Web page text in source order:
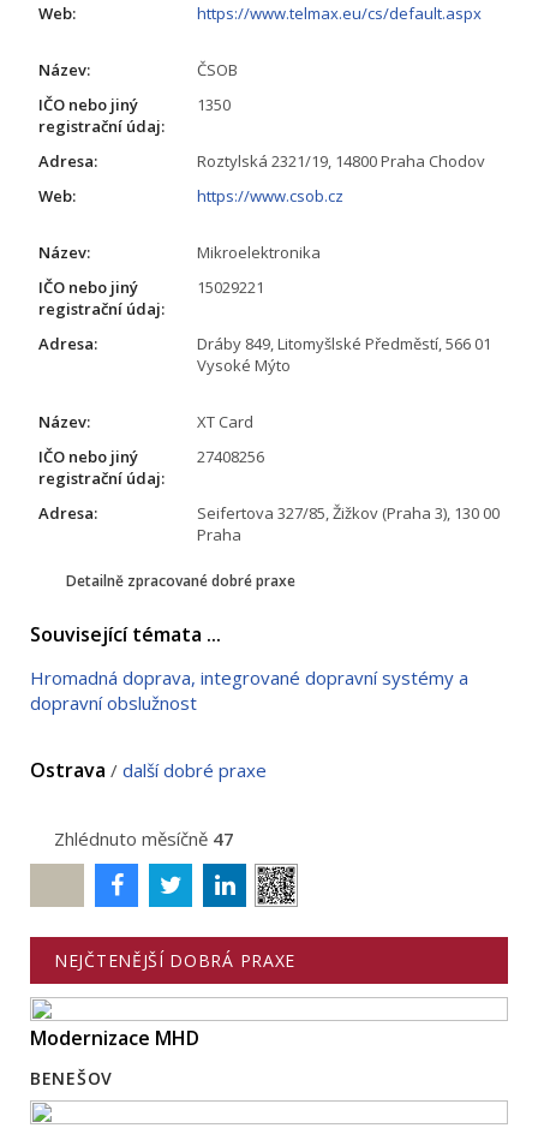
Web:
https://www.telmax.eu/cs/default.aspx
Název:
ČSOB
IČO nebo jiný
registrační údaj:
1350
Adresa:
Roztylská 2321/19, 14800 Praha Chodov
Web:
https://www.csob.cz
Název:
Mikroelektronika
IČO nebo jiný
registrační údaj:
15029221
Adresa:
Dráby 849, Litomyšlské Předměstí, 566 01
Vysoké Mýto
Název:
XT Card
IČO nebo jiný
registrační údaj:
27408256
Adresa:
Seifertova 327/85, Žižkov (Praha 3), 130 00
Praha
Detailně zpracované dobré praxe
Související témata ...
Hromadná doprava, integrované dopravní systémy a
dopravní obslužnost
Ostrava / další dobré praxe
Zhlédnuto měsíčně 47
NEJČTENĚJŠÍ DOBRÁ PRAXE
Modernizace MHD
BENEŠOV